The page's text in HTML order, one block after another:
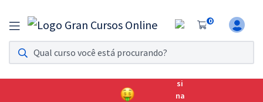
0
Assinatura Ilimitada 11
Acesso a todos os cursos. Teste grátis por 7 dias!
Assinatura OAB Até Passar